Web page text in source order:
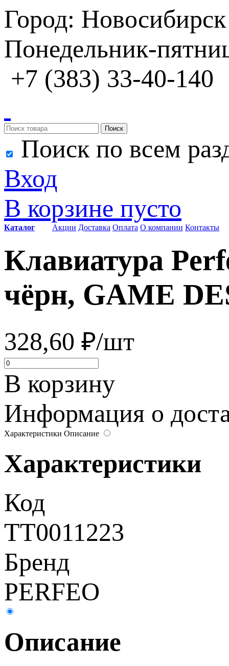
Город: Новосибирск
Понедельник-
+7 (383) 33-40-140
Поиск
Поиск по всем
Вход
В корзине пусто
Каталог Акции Доставка Оплата О компании Контакты
Клавиатура
чёрн, GAME
328,60 ₽/шт
В корзину
Информация о
Характеристики Описание
Характеристики
Код
ТТ0011223
Бренд
PERFEO
Описание